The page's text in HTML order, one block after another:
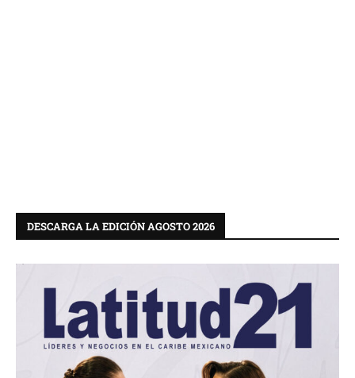
DESCARGA LA EDICIÓN AGOSTO 2026